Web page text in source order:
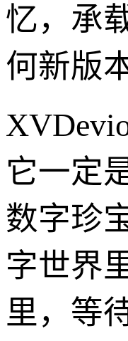
忆，承
何新版
它一定
数字珍
字世界
里，等